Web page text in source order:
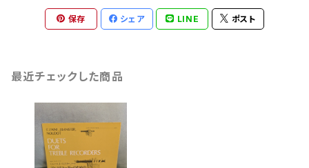
保存 シェア LINE ポスト
最近チェックした商品